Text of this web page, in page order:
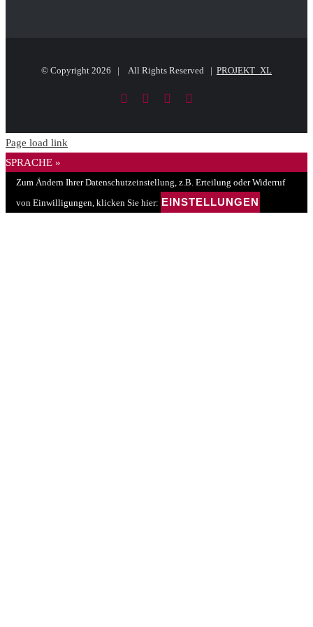
© Copyright 2026 | All Rights Reserved | PROJEKT_XL
FacebookLinkedIn
PayPal
Page load link
SPRACHE »
Zum Ändern Ihrer Datenschutzeinstellung, z.B. Erteilung oder Widerruf
von Einwilligungen, klicken Sie hier: EINSTELLUNGEN